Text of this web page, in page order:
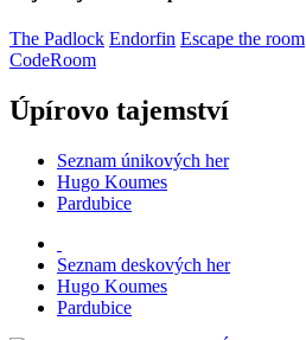
The Padlock Endorfin Escape the room
CodeRoom
Úpírovo tajemství
Seznam únikových her
Hugo Koumes
Pardubice
Seznam deskových her
Hugo Koumes
Pardubice